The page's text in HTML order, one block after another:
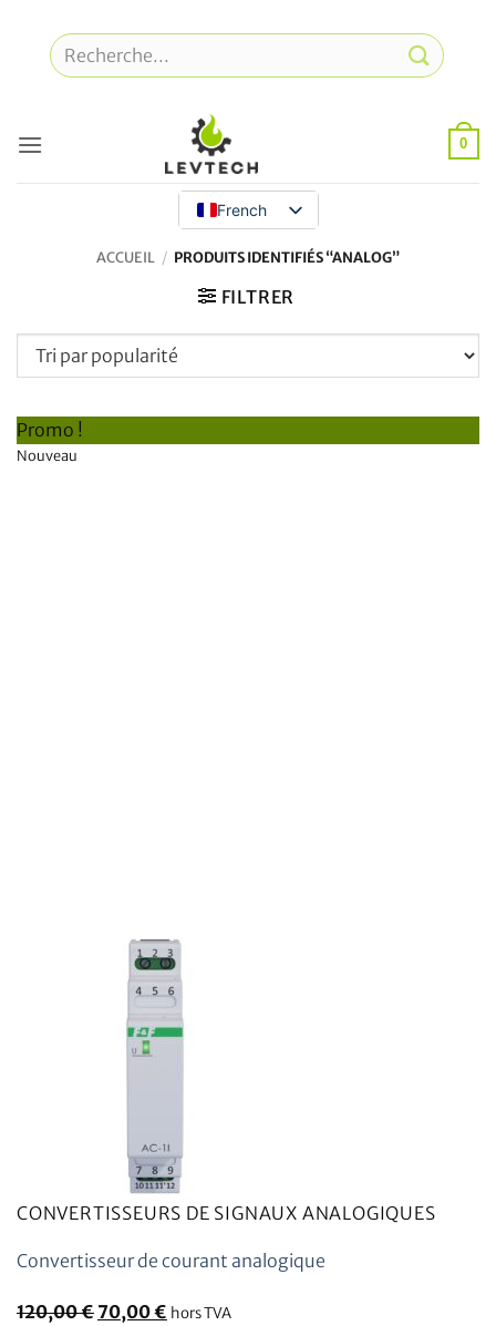
content
Recherche
pour
0
French
ACCUEIL / PRODUITS IDENTIFIÉS “ANALOG”
FILTRER
Promo !
Nouveau
CONVERTISSEURS DE SIGNAUX ANALOGIQUES
Convertisseur de courant analogique
120,00€ Le
70,00€ Le
hors TVA